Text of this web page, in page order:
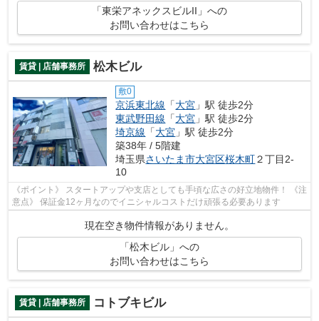
「東栄アネックスビルII」への
お問い合わせはこちら
賃貸 | 店舗事務所 松木ビル
敷0
京浜東北線 「大宮 」駅 徒歩2分
東武野田線 「大宮 」駅 徒歩2分
埼京線 「大宮 」駅 徒歩2分
築38年 / 5階建
埼玉県さいたま市大宮区桜木町２丁目2-
10
《ポイント》 スタートアップや支店としても手頃な広さの好立地物件！ 《注
意点》 保証金12ヶ月なのでイニシャルコストだけ頑張る必要あります
現在空き物件情報がありません。
「松木ビル」への
お問い合わせはこちら
賃貸 | 店舗事務所 コトブキビル